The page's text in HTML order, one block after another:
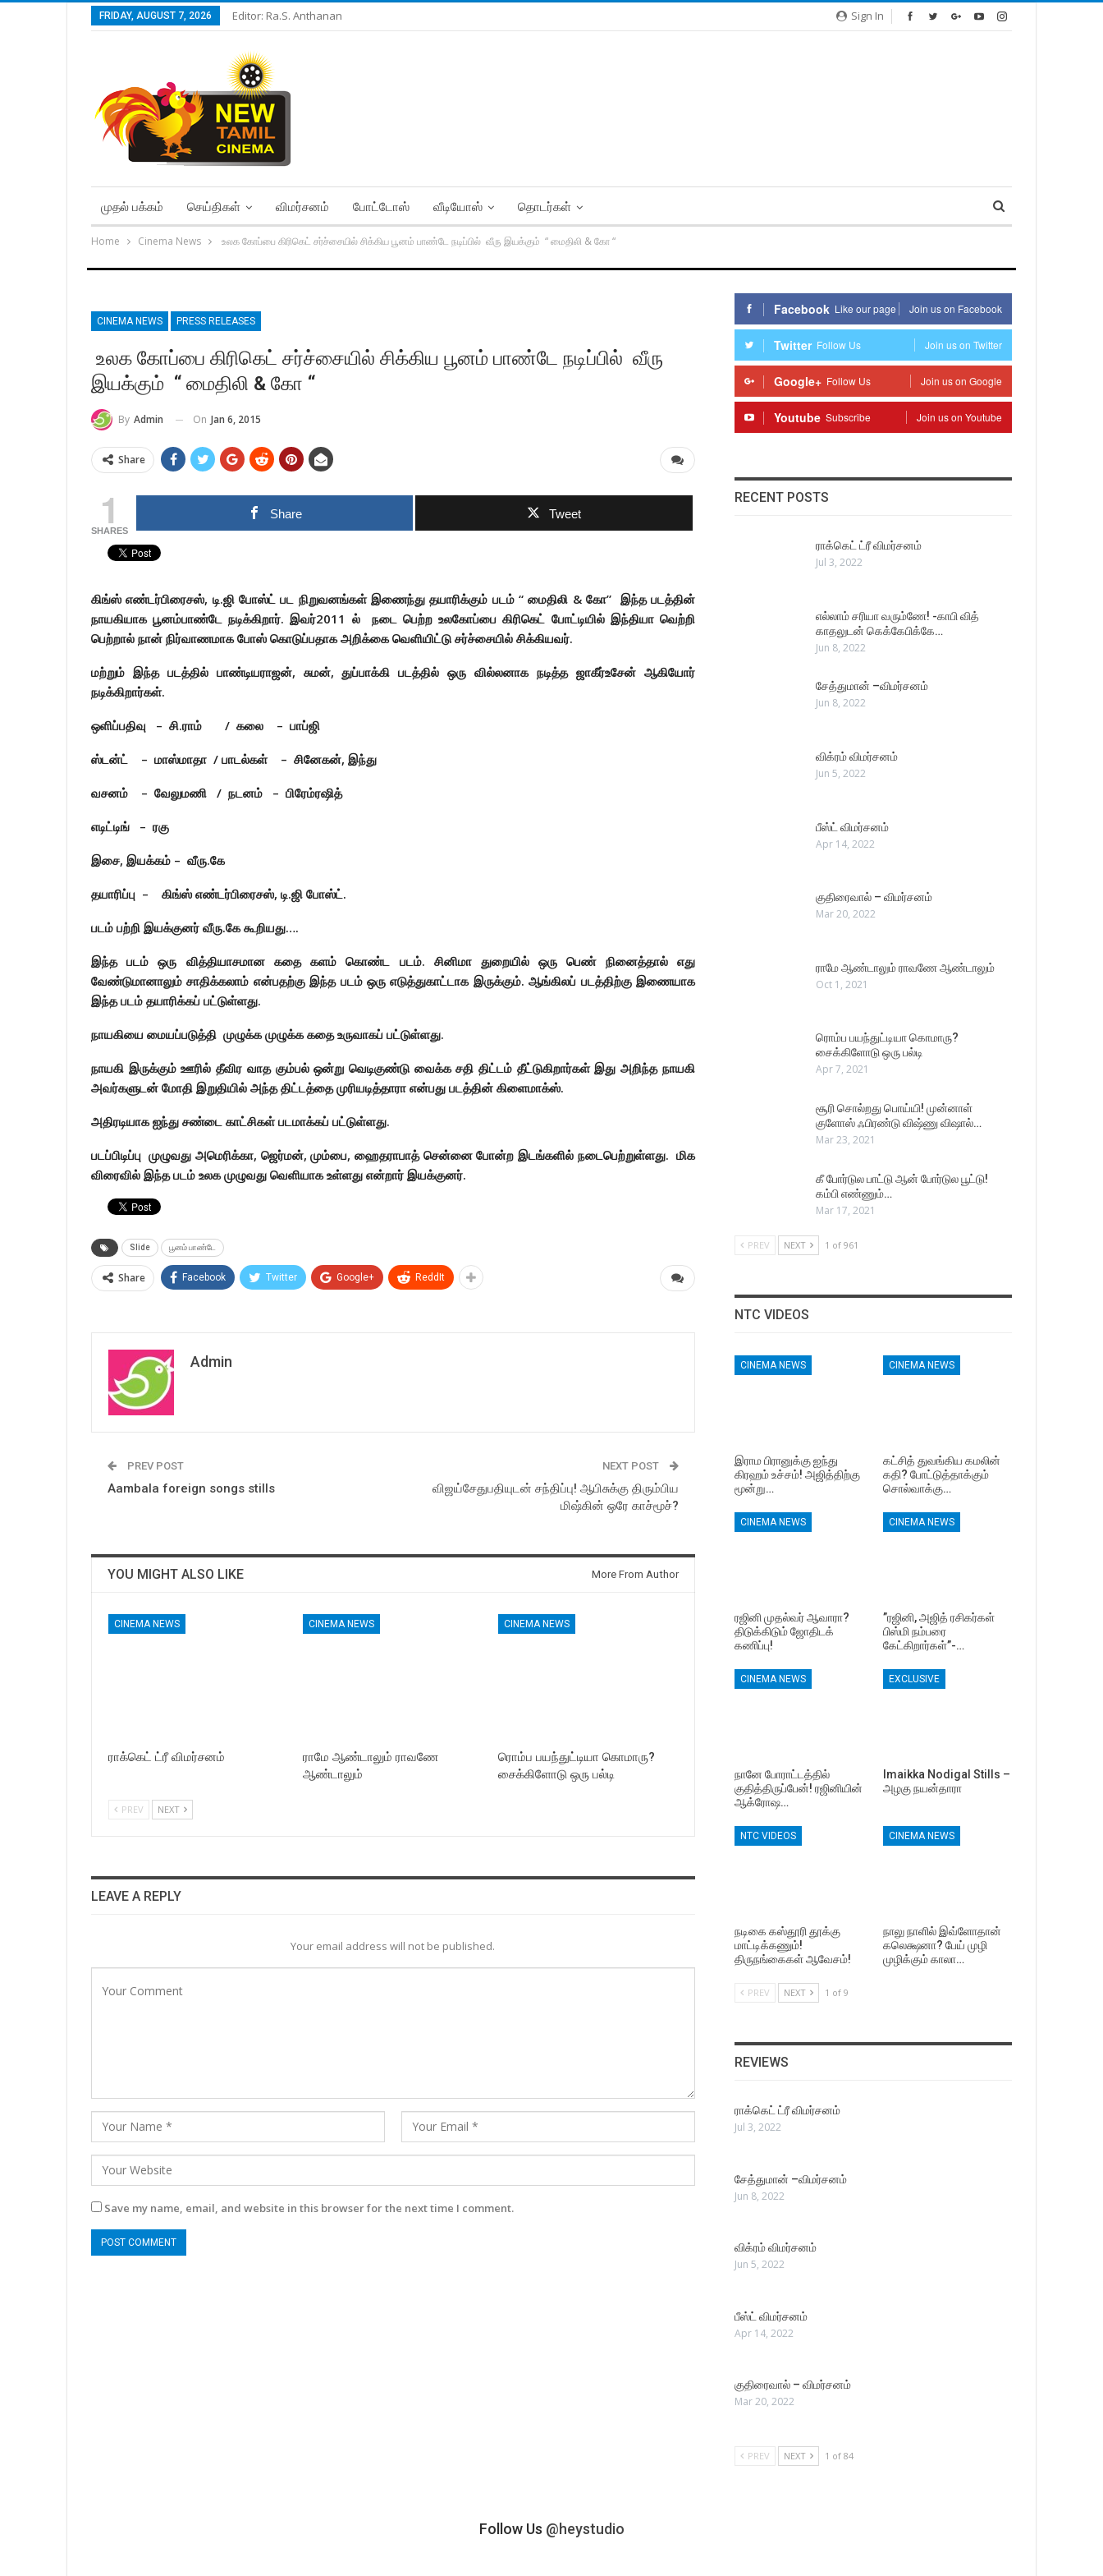
Sign In
FRIDAY, AUGUST 7, 2026 Editor: Ra.S. Anthanan
முதல் பக்கம் செய்திகள் விமர்சனம் போட்டோஸ் வீடியோஸ் தொடர்கள்
Home Cinema News உலக கோப்பை கிரிகெட் சர்ச்சையில் சிக்கிய பூனம் பாண்டே நடிப்பில் வீரு இயக்கும் “ மைதிலி & கோ “
CINEMA NEWS PRESS RELEASES
உலக கோப்பை கிரிகெட் சர்ச்சையில் சிக்கிய பூனம் பாண்டே நடிப்பில் வீரு
இயக்கும் “ மைதிலி & கோ “
By Admin On Jan 6, 2015
Share
1
SHARES
Share Tweet
கிங்ஸ் எண்டர்பிரைசஸ், டி.ஜி போஸ்ட் பட நிறுவனங்கள் இணைந்து தயாரிக்கும் படம் “ மைதிலி & கோ” இந்த படத்தின்
நாயகியாக பூனம்பாண்டே நடிக்கிறார். இவர்2011 ல் நடை பெற்ற உலகோப்பை கிரிகெட் போட்டியில் இந்தியா வெற்றி
பெற்றால் நான் நிர்வாணமாக போஸ் கொடுப்பதாக அறிக்கை வெளியிட்டு சர்ச்சையில் சிக்கியவர்.
மற்றும் இந்த படத்தில் பாண்டியராஜன், சுமன், துப்பாக்கி படத்தில் ஒரு வில்லனாக நடித்த ஜாகீர்உசேன் ஆகியோர்
நடிக்கிறார்கள்.
ஒளிப்பதிவு – சி.ராம் / கலை – பாப்ஜி
ஸ்டன்ட் – மாஸ்மாதா / பாடல்கள் – சினேகன், இந்து
வசனம் – வேலுமணி / நடனம் – பிரேம்ரஷித்
எடிட்டிங் – ரகு
இசை, இயக்கம் – வீரு.கே
தயாரிப்பு – கிங்ஸ் எண்டர்பிரைசஸ், டி.ஜி போஸ்ட்.
படம் பற்றி இயக்குனர் வீரு.கே கூறியது….
இந்த படம் ஒரு வித்தியாசமான கதை களம் கொண்ட படம். சினிமா துறையில் ஒரு பெண் நினைத்தால் எது
வேண்டுமானாலும் சாதிக்கலாம் என்பதற்கு இந்த படம் ஒரு எடுத்துகாட்டாக இருக்கும். ஆங்கிலப் படத்திற்கு இணையாக
இந்த படம் தயாரிக்கப் பட்டுள்ளது.
நாயகியை மையப்படுத்தி முழுக்க முழுக்க கதை உருவாகப் பட்டுள்ளது.
நாயகி இருக்கும் ஊரில் தீவிர வாத கும்பல் ஒன்று வெடிகுண்டு வைக்க சதி திட்டம் தீட்டுகிறார்கள் இது அறிந்த நாயகி
அவர்களுடன் மோதி இறுதியில் அந்த திட்டத்தை முரியடித்தாரா என்பது படத்தின் கிளைமாக்ஸ்.
அதிரடியாக ஐந்து சண்டை காட்சிகள் படமாக்கப் பட்டுள்ளது.
படப்பிடிப்பு முழுவது அமெரிக்கா, ஜெர்மன், மும்பை, ஹைதராபாத் சென்னை போன்ற இடங்களில் நடைபெற்றுள்ளது. மிக
விரைவில் இந்த படம் உலக முழுவது வெளியாக உள்ளது என்றார் இயக்குனர்.
Slide பூனம் பாண்டே
Share Facebook Twitter Google+ ReddIt
Admin
PREV POST
Aambala foreign songs stills
NEXT POST
விஜய்சேதுபதியுடன் சந்திப்பு! ஆபிசுக்கு திரும்பிய
மிஷ்கின் ஒரே காச்மூச்?
YOU MIGHT ALSO LIKE More From Author
CINEMA NEWS
ராக்கெட் ட்ரீ விமர்சனம்
CINEMA NEWS
ராமே ஆண்டாலும் ராவணே
ஆண்டாலும்
CINEMA NEWS
ரொம்ப பயந்துட்டியா கொமாரு?
சைக்கிளோடு ஒரு பல்டி
PREV NEXT
LEAVE A REPLY
Your email address will not be published.
Save my name, email, and website in this browser for the next time I comment.
Facebook Like our page Join us on Facebook
Twitter Follow Us Join us on Twitter
Google+ Follow Us Join us on Google
Youtube Subscribe Join us on Youtube
RECENT POSTS
ராக்கெட் ட்ரீ விமர்சனம்
Jul 3, 2022
எல்லாம் சரியா வரும்ணே! -காபி வித்
காதலுடன் கெக்கேபிக்கே…
Jun 8, 2022
சேத்துமான் –விமர்சனம்
Jun 8, 2022
விக்ரம் விமர்சனம்
Jun 5, 2022
பீஸ்ட் விமர்சனம்
Apr 14, 2022
குதிரைவால் – விமர்சனம்
Mar 20, 2022
ராமே ஆண்டாலும் ராவணே ஆண்டாலும்
Oct 1, 2021
ரொம்ப பயந்துட்டியா கொமாரு?
சைக்கிளோடு ஒரு பல்டி
Apr 7, 2021
சூரி சொல்றது பொய்யி! முன்னாள்
குளோஸ் ஃபிரண்டு விஷ்ணு விஷால்…
Mar 23, 2021
கீ போர்டுல பாட்டு ஆன் போர்டுல பூட்டு!
கம்பி எண்ணும்…
Mar 17, 2021
PREV NEXT 1 of 961
NTC VIDEOS
CINEMA NEWS
இராம பிரானுக்கு ஐந்து
கிரஹம் உச்சம்! அஜித்திற்கு
மூன்று…
CINEMA NEWS
கட்சித் துவங்கிய கமலின்
கதி? போட்டுத்தாக்கும்
சொல்வாக்கு…
CINEMA NEWS
ரஜினி முதல்வர் ஆவாரா?
திடுக்கிடும் ஜோதிடக்
கணிப்பு!
CINEMA NEWS
”ரஜினி, அஜித் ரசிகர்கள்
பிஸ்மி நம்பரை
கேட்கிறார்கள்”-…
CINEMA NEWS
நானே போராட்டத்தில்
குதித்திருப்பேன்! ரஜினியின்
ஆக்ரோஷ…
EXCLUSIVE
Imaikka Nodigal Stills –
அழகு நயன்தாரா
NTC VIDEOS
நடிகை கஸ்தூரி தூக்கு
மாட்டிக்கணும்!
திருநங்கைகள் ஆவேசம்!
CINEMA NEWS
நாலு நாளில் இவ்ளோதான்
கலெக்ஷனா? பேய் முழி
முழிக்கும் காலா…
PREV NEXT 1 of 9
REVIEWS
ராக்கெட் ட்ரீ விமர்சனம்
Jul 3, 2022
சேத்துமான் –விமர்சனம்
Jun 8, 2022
விக்ரம் விமர்சனம்
Jun 5, 2022
பீஸ்ட் விமர்சனம்
Apr 14, 2022
குதிரைவால் – விமர்சனம்
Mar 20, 2022
PREV NEXT 1 of 84
Follow Us @heystudio